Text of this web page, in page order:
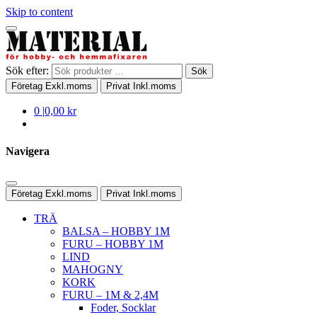
Skip to content
Sök efter:
Sök
Företag Exkl.moms Privat Inkl.moms
0 |0,00 kr
Navigera
Företag Exkl.moms Privat Inkl.moms
TRÄ
BALSA – HOBBY 1M
FURU – HOBBY 1M
LIND
MAHOGNY
KORK
FURU – 1M & 2,4M
Foder, Socklar